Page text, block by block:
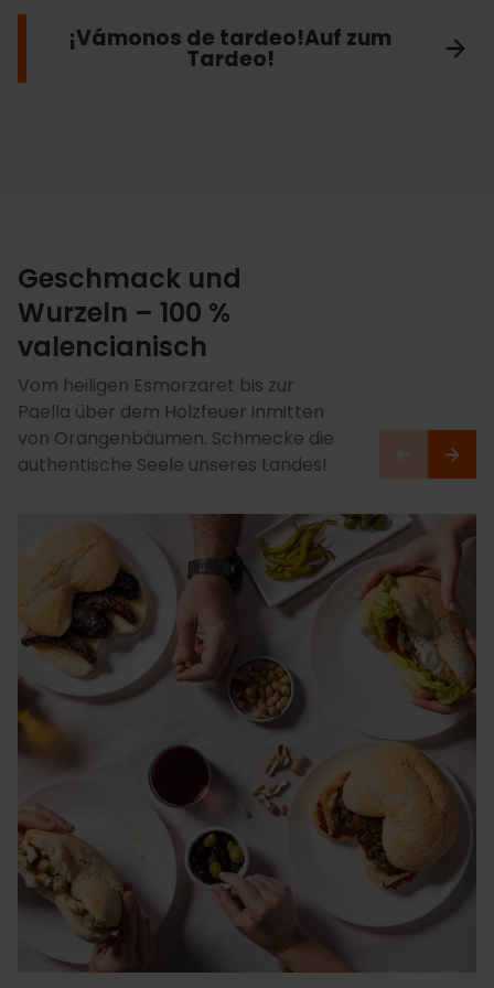
¡Vámonos de tardeo!Auf zum
Tardeo!
perfekte Moment, um das spektakulärste Foto Ihrer Reise
zu schießen, während Sie auf den Augenblick anstoßen.
dieser unendlichen Nächte anstecken und entdecken Sie
selbst, warum unser Nachtleben legendär ist.
Geschmack und
Wurzeln – 100 %
valencianisch
Vom heiligen Esmorzaret bis zur
Paella über dem Holzfeuer inmitten
von Orangenbäumen. Schmecke die
authentische Seele unseres Landes!